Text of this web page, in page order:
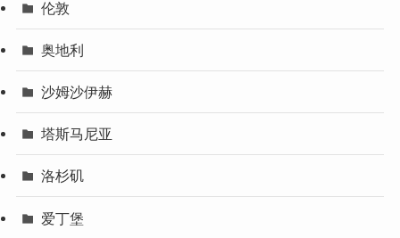
伦敦
奥地利
沙姆沙伊赫
塔斯马尼亚
洛杉矶
爱丁堡